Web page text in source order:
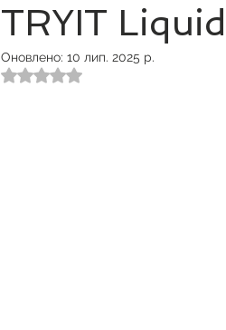
TRYIT
Оновлено: 10 лип. 2025 р.
Оцінка: NaN з 5 зірок.